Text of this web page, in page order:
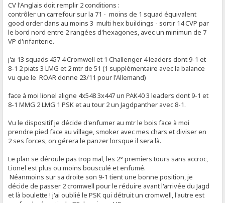
CV l'Anglais doit remplir 2 conditions :
contrôler un carrefour sur la 71 - moins de 1 squad équivalent
good order dans au moins 3 multi hex buildings - sortir 14 CVP par
le bord nord entre 2 rangées d'hexagones, avec un minimun de 7
VP d'infanterie.
j'ai 13 squads 457 4 Cromwell et 1 Challenger 4 leaders dont 9-1 et
8-1 2 piats 3 LMG et 2 mtr de 51 (1 supplémentaire avec la balance
vu que le ROAR donne 23/11 pour l'Allemand)
face à moi lionel aligne 4x548 3x447 un PAK40 3 leaders dont 9-1 et
8-1 MMG 2 LMG 1 PSK et au tour 2 un Jagdpanther avec 8-1.
Vu le dispositif je décide d'enfumer au mtr le bois face à moi
prendre pied face au village, smoker avec mes chars et diviser en
2 ses forces, on gérera le panzer lorsque il sera là.
Le plan se déroule pas trop mal, les 2° premiers tours sans accroc,
Lionel est plus ou moins bousculé et enfumé.
Néanmoins sur sa droite son 9-1 tient une bonne position, je
décide de passer 2 cromwell pour le réduire avant l'arrivée du Jagd
et là boulette ! j'ai oublié le PSK qui détruit un cromwell, l'autre est